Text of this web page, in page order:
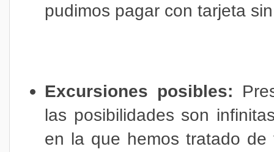
pudimos pagar con tarjeta
Excursiones posibles:
las posibilidades son
en la que hemos tratado